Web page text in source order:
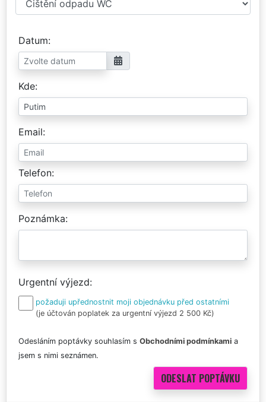
Datum
Kde
Email
Telefon
Poznámka
Urgentní výjezd
požaduji upřednostnit moji objednávku před ostatními
(je účtován poplatek za urgentní výjezd 2 500 Kč)
Odesláním poptávky souhlasím s Obchodními podmínkami a
jsem s nimi seznámen.